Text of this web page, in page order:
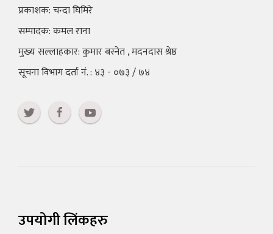
प्रकाशक: चन्दा घिमिरे
सम्पादक: कमल राना
मुख्य सल्लाहकार: कुमार बस्नेत , मदनदास श्रेष्ठ
सूचना विभाग दर्ता नं. : ४३ - ०७३ / ७४
उपयोगी लिंकहरु